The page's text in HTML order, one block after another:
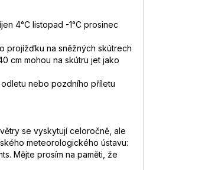
4°C listopad -1°C prosinec
projížďku na sněžných skútrech
cm mohou na skútru jet jako
nebo pozdního příletu
se vyskytují celoročně, ale
meteorologického ústavu:
Mějte prosím na paměti, že